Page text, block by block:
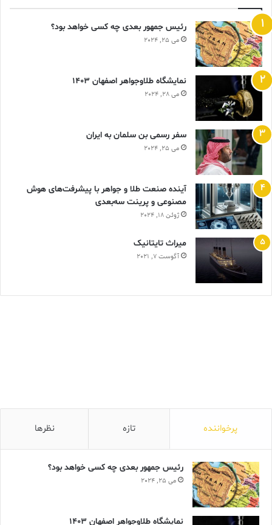
رئیس جمهور بعدی چه کسی خواهد بود؟
می 25, 2024
نمایشگاه طلاوجواهر اصفهان 1403
می 28, 2024
سفر رسمی بن سلمان به ایران
می 25, 2024
آینده صنعت طلا و جواهر با پیشرفت‌های هوش
مصنوعی و پرینت سه‌بعدی
ژوئن 18, 2024
ميراث تايتانيک
آگوست 7, 2021
پرخواننده تازه نظرها
رئیس جمهور بعدی چه کسی خواهد بود؟
می 25, 2024
نمایشگاه طلاوجواهر اصفهان 1403